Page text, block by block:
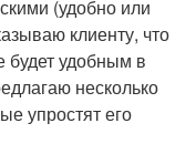
(удобно или
клиенту, что
будет удобным в
несколько
упростят его